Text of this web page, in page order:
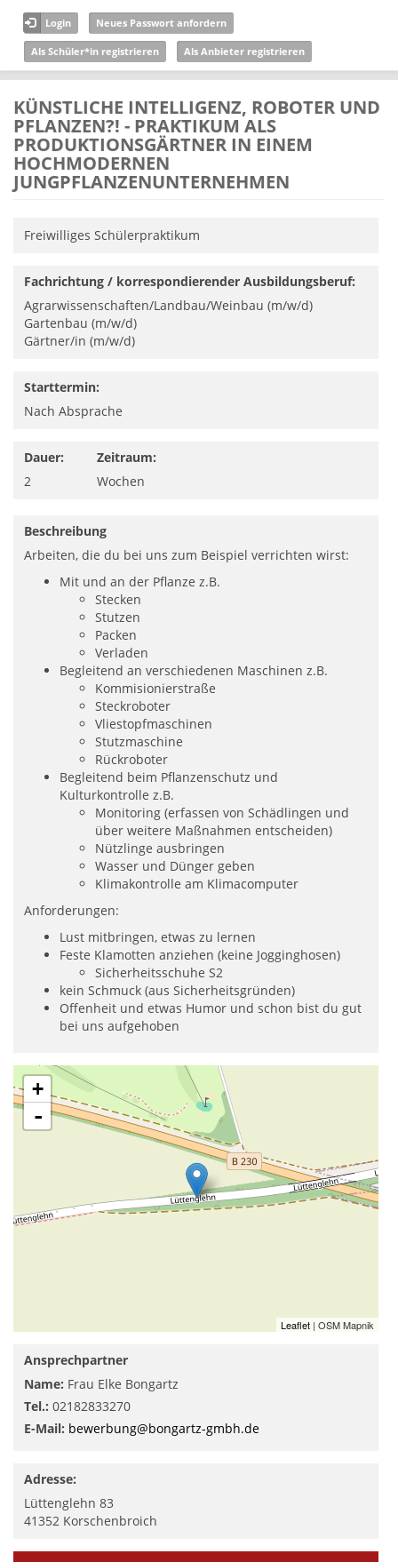
Direkt zum Inhalt
Login Neues Passwort anfordern
Als Schüler*in registrieren Als Anbieter registrieren
KÜNSTLICHE INTELLIGENZ, ROBOTER UND
PFLANZEN?! - PRAKTIKUM ALS
PRODUKTIONSGÄRTNER IN EINEM
HOCHMODERNEN
JUNGPFLANZENUNTERNEHMEN
Freiwilliges Schülerpraktikum
Fachrichtung / korrespondierender Ausbildungsberuf:
Agrarwissenschaften/Landbau/Weinbau (m/w/d)
Gartenbau (m/w/d)
Gärtner/in (m/w/d)
Starttermin:
Nach Absprache
Dauer:
2
Zeitraum:
Wochen
Beschreibung
Arbeiten, die du bei uns zum Beispiel verrichten wirst:
Mit und an der Pflanze z.B.
Stecken
Stutzen
Packen
Verladen
Begleitend an verschiedenen Maschinen z.B.
Kommisionierstraße
Steckroboter
Vliestopfmaschinen
Stutzmaschine
Rückroboter
Begleitend beim Pflanzenschutz und
Kulturkontrolle z.B.
Monitoring (erfassen von Schädlingen und
über weitere Maßnahmen entscheiden)
Nützlinge ausbringen
Wasser und Dünger geben
Klimakontrolle am Klimacomputer
Anforderungen:
Lust mitbringen, etwas zu lernen
Feste Klamotten anziehen (keine Jogginghosen)
Sicherheitsschuhe S2
kein Schmuck (aus Sicherheitsgründen)
Offenheit und etwas Humor und schon bist du gut
bei uns aufgehoben
+
-
Leaflet | OSM Mapnik
Ansprechpartner
Name: Frau Elke Bongartz
Tel.: 02182833270
E-Mail: bewerbung@bongartz-gmbh.de
Adresse:
Lüttenglehn 83
41352 Korschenbroich